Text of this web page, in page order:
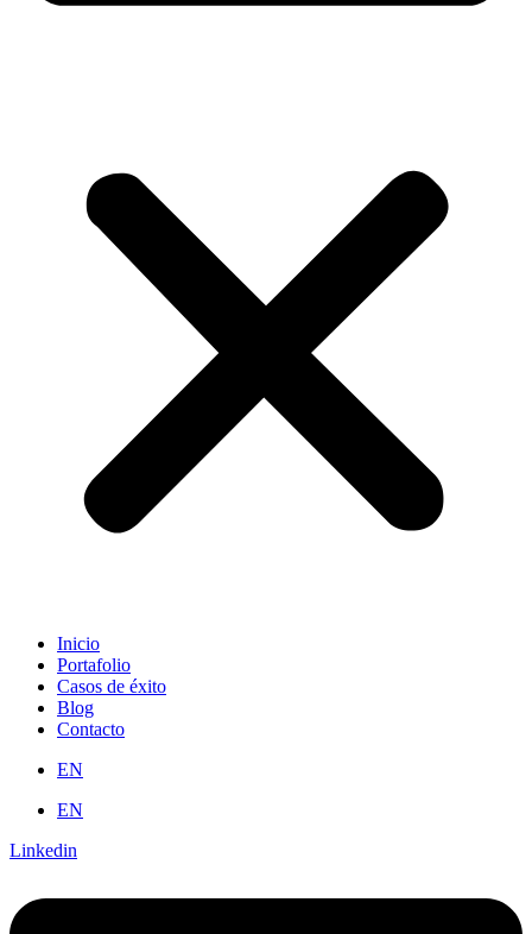
Inicio
Portafolio
Casos de éxito
Blog
Contacto
EN
EN
Linkedin